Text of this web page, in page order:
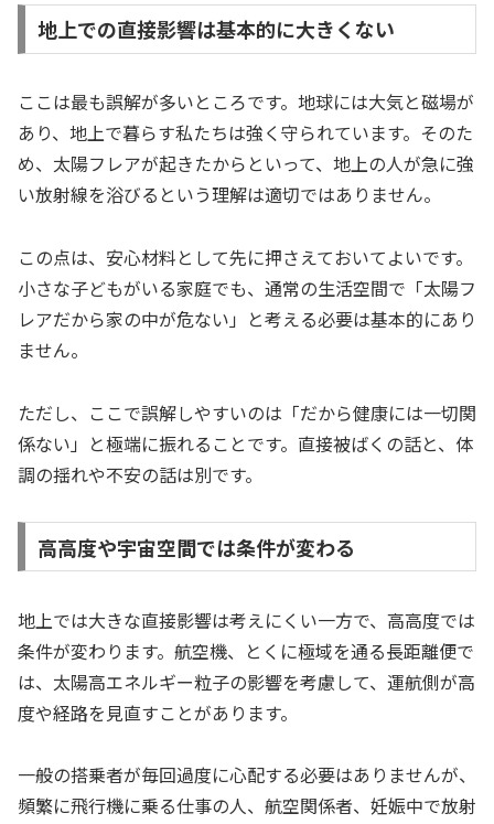
地上での直接影響は基本的に大きくない
ここは最も誤解が多いところです。地球には大気と磁場が
あり、地上で暮らす私たちは強く守られています。そのた
め、太陽フレアが起きたからといって、地上の人が急に強
い放射線を浴びるという理解は適切ではありません。
この点は、安心材料として先に押さえておいてよいです。
小さな子どもがいる家庭でも、通常の生活空間で「太陽フ
レアだから家の中が危ない」と考える必要は基本的にあり
ません。
ただし、ここで誤解しやすいのは「だから健康には一切関
係ない」と極端に振れることです。直接被ばくの話と、体
調の揺れや不安の話は別です。
高高度や宇宙空間では条件が変わる
地上では大きな直接影響は考えにくい一方で、高高度では
条件が変わります。航空機、とくに極域を通る長距離便で
は、太陽高エネルギー粒子の影響を考慮して、運航側が高
度や経路を見直すことがあります。
一般の搭乗者が毎回過度に心配する必要はありませんが、
頻繁に飛行機に乗る仕事の人、航空関係者、妊娠中で放射